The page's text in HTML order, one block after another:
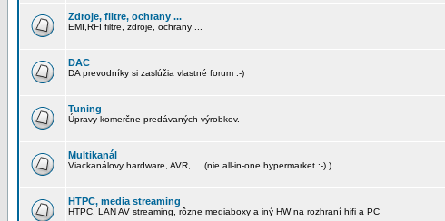
Zdroje, filtre, ochrany ...
EMI,RFI filtre, zdroje, ochrany ...
DAC
DA prevodníky si zaslúžia vlastné forum :-)
Tuning
Úpravy komerčne predávaných výrobkov.
Multikanál
Viackanálovy hardware, AVR, ... (nie all-in-one hypermarket :-) )
HTPC, media streaming
HTPC, LAN AV streaming, rôzne mediaboxy a iný HW na rozhraní hifi a PC